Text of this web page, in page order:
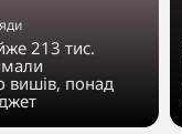
213 тис.
вишів, понад